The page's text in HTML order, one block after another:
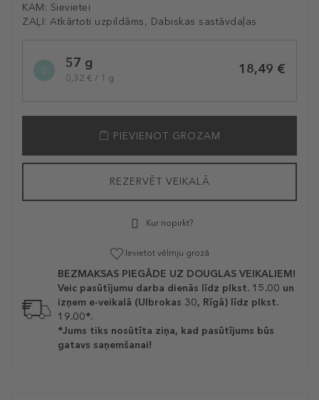
KAM: Sievietei
ZAĻI: Atkārtoti uzpildāms, Dabiskas sastāvdaļas
variation57 g
0,32 € / 1 g
18,49 €
PIEVIENOT GROZAM
REZERVĒT VEIKALĀ
Kur nopirkt?
Ievietot vēlmju grozā
BEZMAKSAS PIEGĀDE UZ DOUGLAS VEIKALIEM!
Veic pasūtījumu darba dienās līdz plkst. 15.00 un
izņem e-veikalā (Ulbrokas 30, Rīgā) līdz plkst.
19.00*.
*Jums tiks nosūtīta ziņa, kad pasūtījums būs
gatavs saņemšanai!